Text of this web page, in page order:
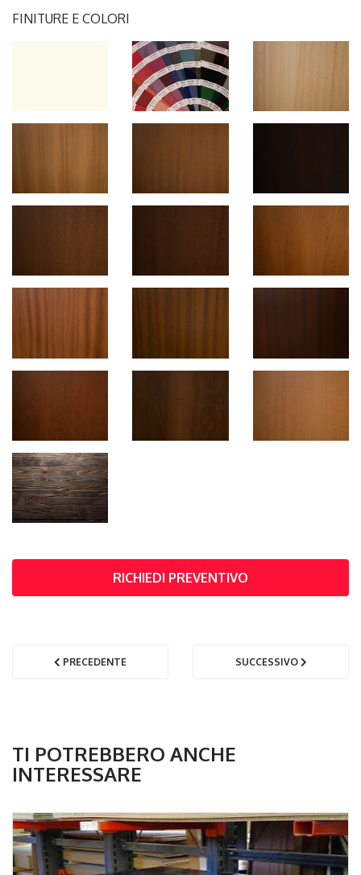
FINITURE E COLORI
RICHIEDI PREVENTIVO
PRECEDENTE SUCCESSIVO
TI POTREBBERO ANCHE
INTERESSARE